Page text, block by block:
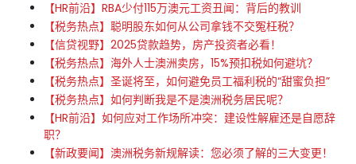
【HR前沿】RBA少付115万澳元工资丑闻：背后的教训
【税务热点】聪明股东如何从公司拿钱不交冤枉税？
【信贷视野】2025贷款趋势，房产投资者必看！
【税务热点】海外人士澳洲卖房，15%预扣税如何避坑？
【税务热点】圣诞将至，如何避免员工福利税的“甜蜜负担”
【税务热点】如何判断我是不是澳洲税务居民呢？
【HR前沿】如何应对工作场所冲突：建设性解雇还是自愿辞
职？
【新政要闻】澳洲税务新规解读：您必须了解的三大变更！